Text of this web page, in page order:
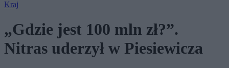
Kraj
„Gdzie jest 100 mln zł?”.
Nitras uderzył w Piesiewicza